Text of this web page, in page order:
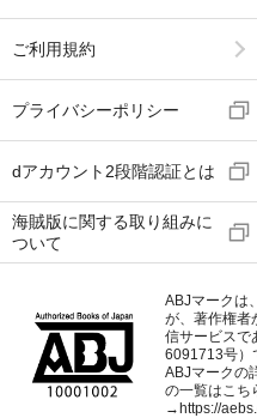
ご利用規約
プライバシーポリシー
dアカウント2段階認証とは
海賊版に関する取り組みに
ついて
ABJマークは
が、著作権者
信サービスで
6091713号）
ABJマークの
の一覧はこち
→ https://